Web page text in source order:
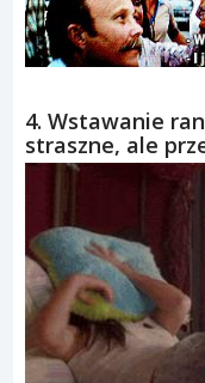
4. Wstawanie
straszne, ale